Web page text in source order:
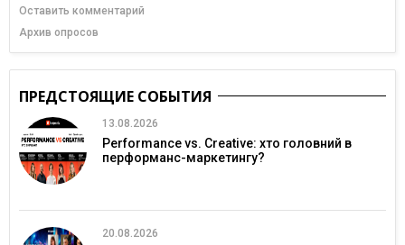
Оставить комментарий
Архив опросов
ПРЕДСТОЯЩИЕ СОБЫТИЯ
13.08.2026
Performance vs. Creative: хто головний в
перформанс-маркетингу?
20.08.2026